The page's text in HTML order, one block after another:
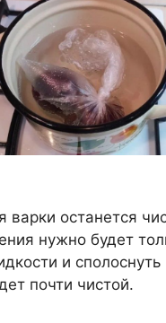
варки останется
нужно будет
и сполоснуть
почти чистой.